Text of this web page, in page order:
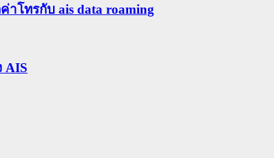
าโทรกับ ais data roaming
AIS